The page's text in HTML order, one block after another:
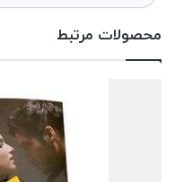
محصولات مرتبط